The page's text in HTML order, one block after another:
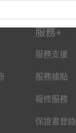
服務
服務支援
服務據點
報修服務
保證書登錄